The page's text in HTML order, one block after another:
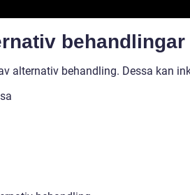
behandlingar
alternativ behandling. Dessa kan